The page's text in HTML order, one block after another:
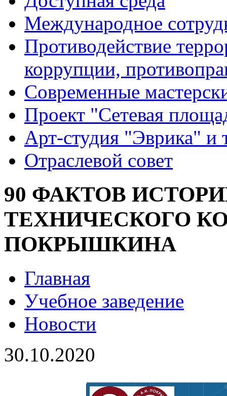
Международное
Противодействие
коррупции,
Современные
Проект "Сетевая
Арт-студия "Эврика" и
Отраслевой совет
90 ФАКТОВ
ТЕХНИЧЕСКОГО
ПОКРЫШКИНА
Главная
Учебное заведение
Новости
30.10.2020